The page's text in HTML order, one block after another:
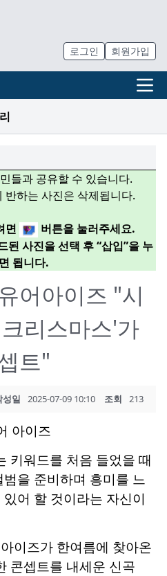
로그인 회원가입
들과 공유할 수 있습니다.
반하는 사진은 삭제됩니다.
면
버튼을 눌러주세요.
된 사진을 선택 후 “삽입”을 누
됩니다.
어아이즈 "시
리스마스'가
트"
성일 2025-07-09 10:10 조회 213
키워드를 처음 들었을 때
을 준비하며 흥미를 느
어 할 것이라는 자신이
이즈가 한여름에 찾아온
콘셉트를 내세운 신곡